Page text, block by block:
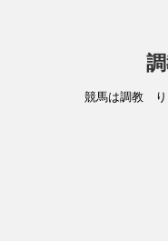
競馬は調教 り